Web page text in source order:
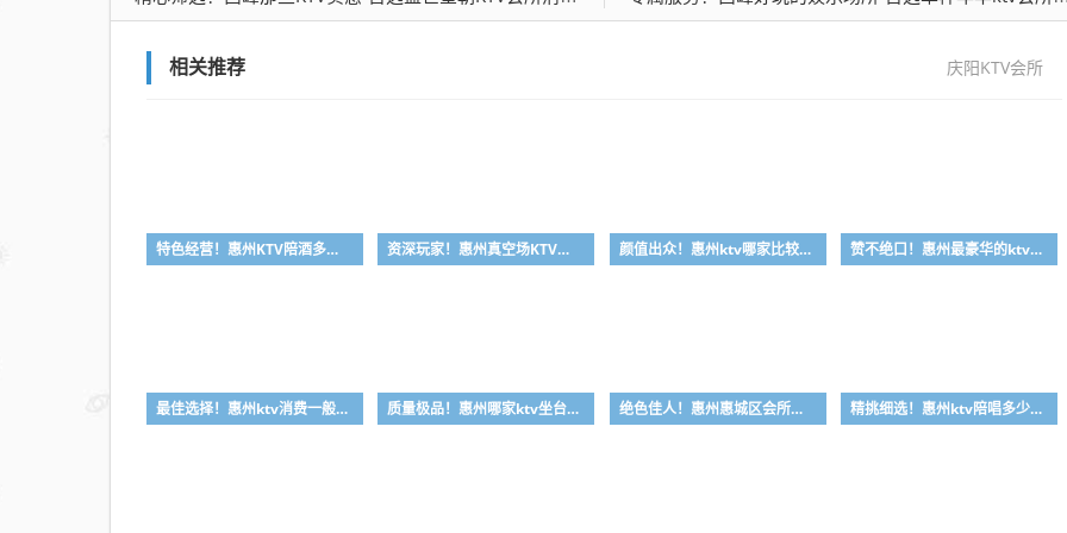
相关推荐 庆阳KTV会所
特色经营！惠州KTV陪酒多少钱-首选凯丽华酒店KTV会所消费行情推荐 资深玩家！惠州真空场KTV是干嘛的-首选大富豪酒店KTV会所消费行情推荐 颜值出众！惠州ktv哪家比较好-首选金叶酒店ktv会所消费行情推荐 赞不绝口！惠州最豪华的ktv-首选金玉满堂ktv会所消费行情推荐
最佳选择！惠州ktv消费一般多少钱-首选金朗娱乐ktv会所消费行情推荐 质量极品！惠州哪家ktv坐台小费最高-首选喜悦酒店ktv会所消费行情推荐 绝色佳人！惠州惠城区会所哪家好-首选皇家公馆ktv会所消费行情推荐 精挑细选！惠州ktv陪唱多少钱-首选丽景国际ktv会所消费行情推荐